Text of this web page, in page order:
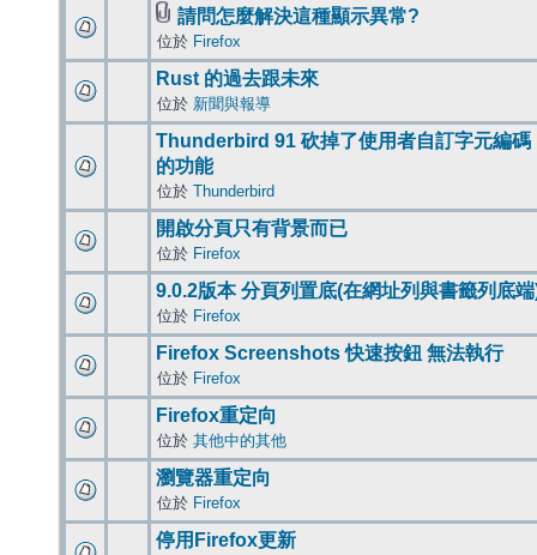
請問怎麼解決這種顯示異常?
位於 Firefox
Rust 的過去跟未來
位於 新聞與報導
Thunderbird 91 砍掉了使用者自訂字元編碼
的功能
位於 Thunderbird
開啟分頁只有背景而已
位於 Firefox
9.0.2版本 分頁列置底(在網址列與書籤列底
位於 Firefox
Firefox Screenshots 快速按鈕 無法執行
位於 Firefox
Firefox重定向
位於 其他中的其他
瀏覽器重定向
位於 Firefox
停用Firefox更新